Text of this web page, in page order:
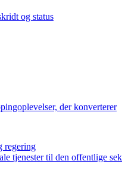
og status
der konverterer
regering
tjenester til den offentlige